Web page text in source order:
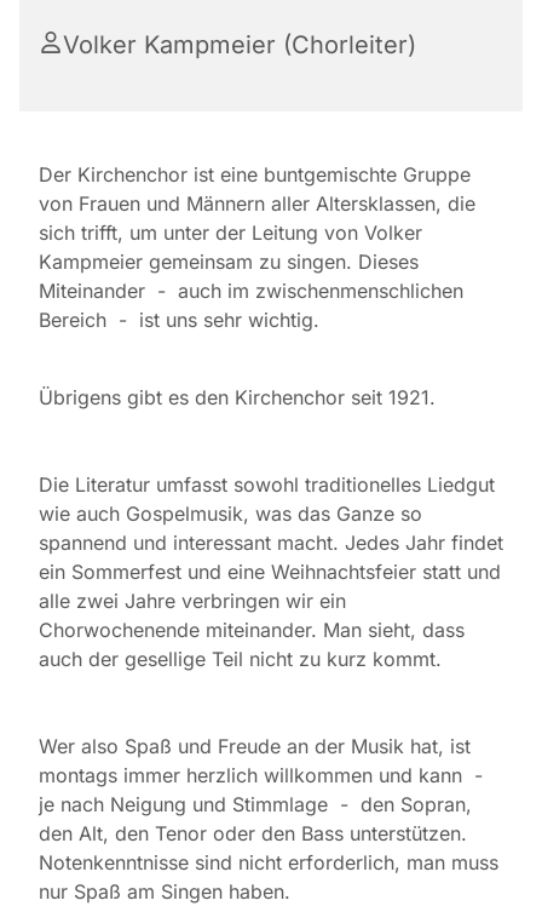
Volker Kampmeier (Chorleiter)
Der Kirchenchor ist eine buntgemischte Gruppe
von Frauen und Männern aller Altersklassen, die
sich trifft, um unter der Leitung von Volker
Kampmeier gemeinsam zu singen. Dieses
Miteinander - auch im zwischenmenschlichen
Bereich - ist uns sehr wichtig.
Übrigens gibt es den Kirchenchor seit 1921.
Die Literatur umfasst sowohl traditionelles Liedgut
wie auch Gospelmusik, was das Ganze so
spannend und interessant macht. Jedes Jahr findet
ein Sommerfest und eine Weihnachtsfeier statt und
alle zwei Jahre verbringen wir ein
Chorwochenende miteinander. Man sieht, dass
auch der gesellige Teil nicht zu kurz kommt.
Wer also Spaß und Freude an der Musik hat, ist
montags immer herzlich willkommen und kann -
je nach Neigung und Stimmlage - den Sopran,
den Alt, den Tenor oder den Bass unterstützen.
Notenkenntnisse sind nicht erforderlich, man muss
nur Spaß am Singen haben.